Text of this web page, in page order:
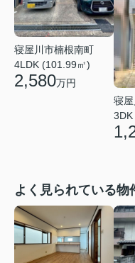
寝屋川市楠根南町
4LDK (101.99㎡)
2,580万円
寝
よく見られている物